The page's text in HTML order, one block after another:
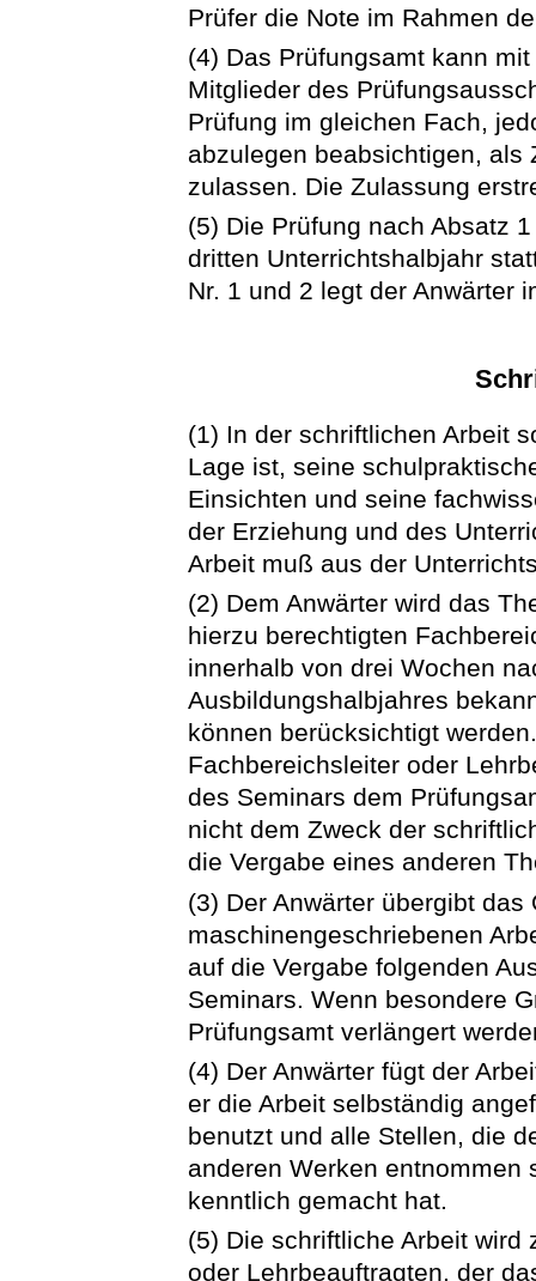
Prüfer die Note im Rahmen
(4) Das Prüfungsamt kann
Mitglieder des
Prüfung im gleichen Fach,
abzulegen beabsichtigen, als
zulassen. Die Zulassung
(5) Die Prüfung nach Absatz
dritten Unterrichtshalbjahr
Nr. 1 und 2 legt der Anwärter
(1) In der schriftlichen Arbeit
Lage ist, seine
Einsichten und seine
der Erziehung und des
Arbeit muß aus der
(2) Dem Anwärter wird das
hierzu berechtigten
innerhalb von drei Wochen
Ausbildungshalbjahres
können berücksichtigt
Fachbereichsleiter oder
des Seminars dem
nicht dem Zweck der
die Vergabe eines anderen
(3) Der Anwärter übergibt
maschinengeschriebenen
auf die Vergabe folgenden
Seminars. Wenn besondere
Prüfungsamt verlängert
(4) Der Anwärter fügt der
er die Arbeit selbständig
benutzt und alle Stellen, die
anderen Werken entnommen
kenntlich gemacht hat.
(5) Die schriftliche Arbeit
oder Lehrbeauftragten, der